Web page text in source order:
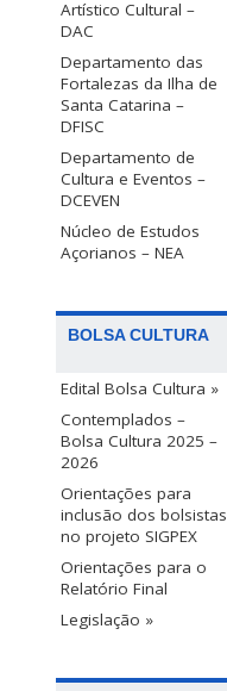
Artístico Cultural –
DAC
Departamento das
Fortalezas da Ilha de
Santa Catarina –
DFISC
Departamento de
Cultura e Eventos –
DCEVEN
Núcleo de Estudos
Açorianos – NEA
BOLSA CULTURA
Edital Bolsa Cultura »
Contemplados –
Bolsa Cultura 2025 –
2026
Orientações para
inclusão dos bolsistas
no projeto SIGPEX
Orientações para o
Relatório Final
Legislação »